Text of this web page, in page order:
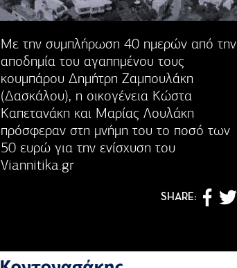
Με την συμπλήρωση 40 ημερών από την
αποδημία του αγαπημένου τους
κουμπάρου Δημήτρη Ζαμπουλάκη
(Δασκάλου), η οικογένεια Κώστα
Καπετανάκη και Μαρίας Λουλάκη
πρόσφεραν στη μνήμη του το ποσό των
50 ευρώ για την ενίσχυση του
Viannitika.gr
SHARE: